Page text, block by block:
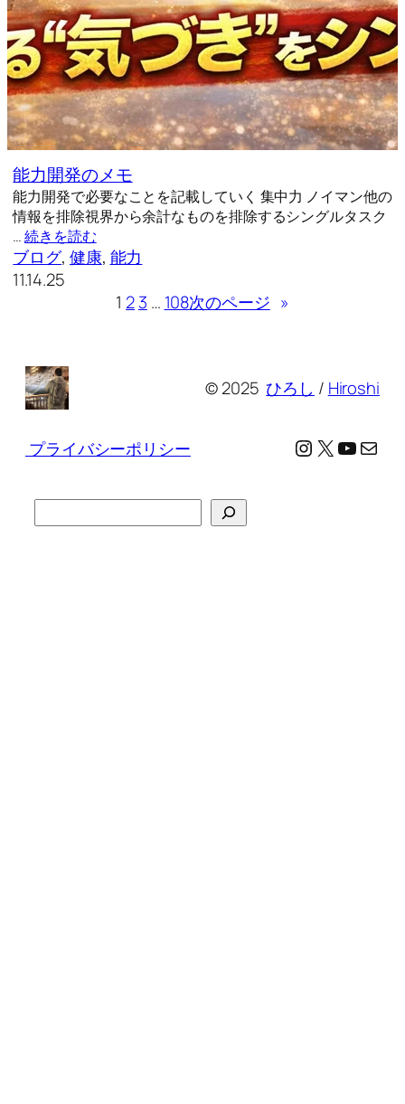
能力開発のメモ
能力開発で必要なことを記載していく 集中力 ノイマン他の
情報を排除視界から余計なものを排除するシングルタスク
…続きを読む
ブログ, 健康, 能力
11.14.25
1 23 … 108次のページ »
© 2025ひろし / Hiroshi
プライバシーポリシー Instagram
X メール
索